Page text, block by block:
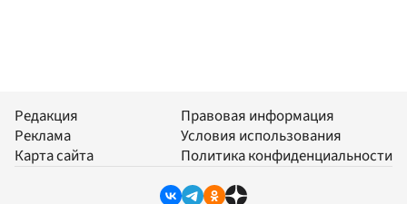
Редакция
Реклама
Карта сайта
Правовая информация
Условия использования
Политика конфиденциальности